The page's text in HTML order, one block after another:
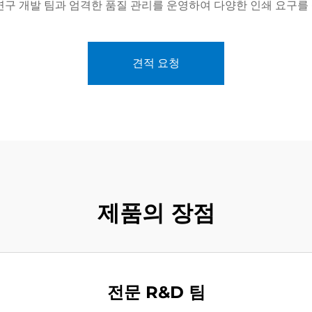
구 개발 팀과 엄격한 품질 관리를 운영하여 다양한 인쇄 요구를
견적 요청
제품의 장점
전문 R&D 팀